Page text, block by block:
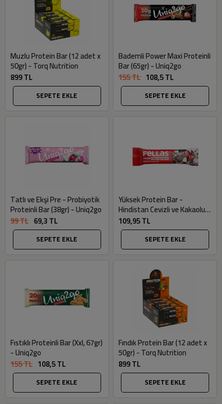
Muzlu Protein Bar (12 adet x
50gr) - Torq Nutrition
899 TL
SEPETE EKLE
Bademli Power Maxi Proteinli
Bar (65gr) - Uniq2go
155 TL 108,5 TL
SEPETE EKLE
Tatlı ve Ekşi Pre - Probiyotik
Proteinli Bar (38gr) - Uniq2go
99 TL 69,3 TL
SEPETE EKLE
Yüksek Protein Bar -
Hindistan Cevizli ve Kakaolu
(Glutensiz, 45gr) - Fellas
109,95 TL
SEPETE EKLE
Fıstıklı Proteinli Bar (Xxl, 67gr)
- Uniq2go
155 TL 108,5 TL
SEPETE EKLE
Fındık Protein Bar (12 adet x
50gr) - Torq Nutrition
899 TL
SEPETE EKLE